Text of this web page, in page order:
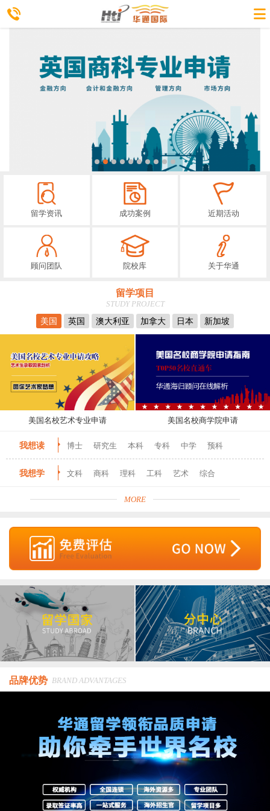
留学资讯 成功案例 近期活动
顾问团队 院校库 关于华通
留学项目
STUDY PROJECT
美国
英国 澳大利亚 加拿大 日本 新加坡
美国名校艺术专业申请 美国名校商学院申请
我想读 博士 研究生 本科 专科 中学 预科
我想学 文科 商科 理科 工科 艺术 综合
MORE
品牌优势 BRAND ADVANTAGES